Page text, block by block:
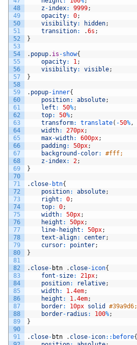
48
49
50
51
52
53
54
55
56
57
58
59
60
61
62
63
64
65
66
67
68
69
70
71
72
73
74
75
76
77
78
79
80
81
82
83
84
85
86
87
88
89
90
91
z-index: 9999;
opacity: 0;
visibility: hidden;
transition: .6s ;
}
. popup. is -show{
opacity: 1;
visibility: visible;
}
. popup-inner{
position: absolute;
left : 50%;
top: 50%;
transform: translate( -50%,
width: 270px;
max-width: 600px;
padding: 50px;
background -color:
#fff;
z-index: 2;
}
. close- btn{
position: absolute;
right : 0;
top: 0;
width: 50px;
height : 50px;
line- height : 50px;
text -align: center;
cursor: pointer;
}
. close- btn . close-icon{
font -size: 21px;
position: relative;
width: 1.4em;
height : 1.4em;
border: 10px solid
#39a9d6;
border- radius : 100%;
}
. close- btn . close-icon:: before{